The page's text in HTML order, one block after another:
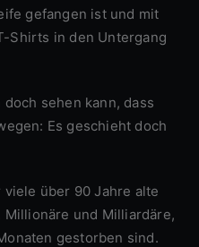
gefangen ist und mit
Shirts in den Untergang
Es geschieht doch
und Milliardäre,
gestorben sind.